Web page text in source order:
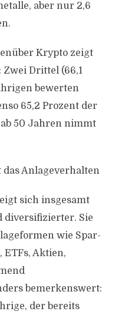
aber nur 2,6
Krypto zeigt
Drittel (66,1
bewerten
65,2 Prozent der
50 Jahren nimmt
Anlageverhalten
sich insgesamt
Sie
wie Spar-
ETFs, Aktien,
bemerkenswert:
der bereits